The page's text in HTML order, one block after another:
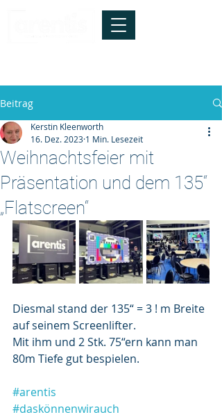
Beitrag
Weihnachtsfeier mit
Präsentation und dem 135“
„Flatscreen“
Kerstin Kleenworth
16. Dez. 2023 1 Min. Lesezeit
Diesmal stand der 135“ = 3 ! m Breite
auf seinem Screenlifter.
Mit ihm und 2 Stk. 75“ern kann man
80m Tiefe gut bespielen.
#arentis
#daskönnenwirauch